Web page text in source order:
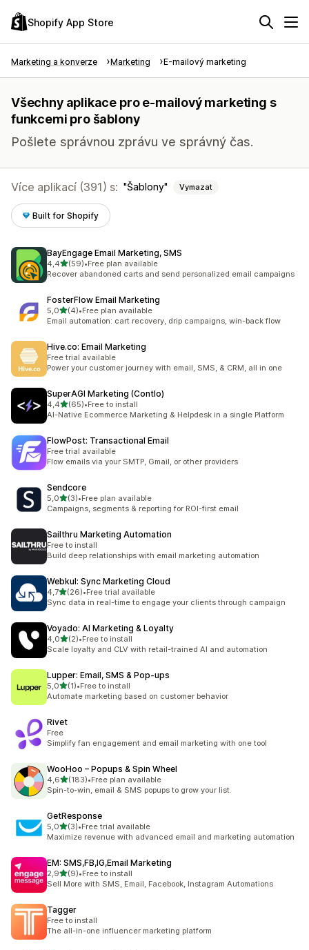
Shopify App Store
Marketing a konverze Marketing E-mailový marketing
Všechny aplikace pro e-mailový marketing s
funkcemi pro šablony
Pošlete správnou zprávu ve správný čas.
Více aplikací (391) s: Šablony Vymazat
Built for Shopify
BayEngage Email Marketing, SMS
4,4z 5 hvězd
(59)
Celkový počet recenzí: 59
•Free plan available
Recover abandoned carts and send personalized email campaigns
FosterFlow Email Marketing
5,0z 5 hvězd
(4)
Celkový počet recenzí: 4
•Free plan available
Email automation: cart recovery, drip campaigns, win-back flow
Hive.co: Email Marketing
Free trial available
Power your customer journey with email, SMS, & CRM, all in one
SuperAGI Marketing (Contlo)
4,4z 5 hvězd
(65)
Celkový počet recenzí: 65
•Free to install
AI-Native Ecommerce Marketing & Helpdesk in a single Platform
FlowPost: Transactional Email
Free trial available
Flow emails via your SMTP, Gmail, or other providers
Sendcore
5,0z 5 hvězd
(3)
Celkový počet recenzí: 3
•Free plan available
Campaigns, segments & reporting for ROI-first email
Sailthru Marketing Automation
Free to install
Build deep relationships with email marketing automation
Webkul: Sync Marketing Cloud
4,7z 5 hvězd
(26)
Celkový počet recenzí: 26
•Free trial available
Sync data in real-time to engage your clients through campaign
Voyado: AI Marketing & Loyalty
4,0z 5 hvězd
(2)
Celkový počet recenzí: 2
•Free to install
Scale loyalty and CLV with retail-trained AI and automation
Lupper: Email, SMS & Pop‑ups
5,0z 5 hvězd
(1)
Celkový počet recenzí: 1
•Free to install
Automate marketing based on customer behavior
Rivet
Free
Simplify fan engagement and email marketing with one tool
WooHoo – Popups & Spin Wheel
4,6z 5 hvězd
(183)
Celkový počet recenzí: 183
•Free plan available
Spin-to-win, email & SMS popups to grow your list.
GetResponse
5,0z 5 hvězd
(3)
Celkový počet recenzí: 3
•Free trial available
Maximize revenue with advanced email and marketing automation
EM: SMS,FB,IG,Email Marketing
2,9z 5 hvězd
(9)
Celkový počet recenzí: 9
•Free to install
Sell More with SMS, Email, Facebook, Instagram Automations
Tagger
Free to install
The all-in-one influencer marketing platform